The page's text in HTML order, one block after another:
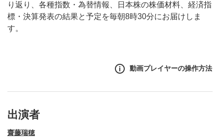
り返り、各種指数・為替情報、日本株の株価材料、経済指
標・決算発表の結果と予定を毎朝8時30分にお届けしま
す。
動画プレイヤーの操作方法
出演者
齋藤瑞穂